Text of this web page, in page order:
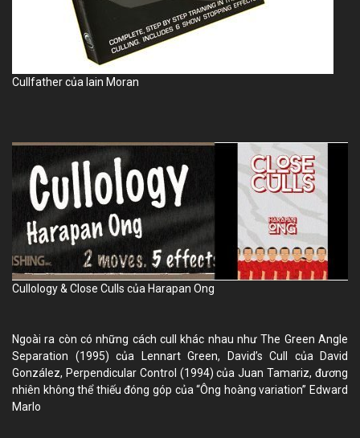
Cullfathercủa Iain Moran
Cullology& Close Culls của Harapan Ong
Ngoài ra còn có những cách cull khác nhau nhưThe Green Angle
Separation (1995) của Lennart Green, David’s Cull
của David
González, Perpendicular Control (1994) của Juan Tamariz, đương
nhiên không thể thiếu đóng góp của “Ông hoàng variation” Edward
Marlo